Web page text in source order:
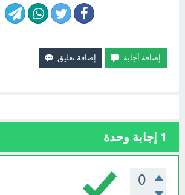
1 إجابة وحدة
0